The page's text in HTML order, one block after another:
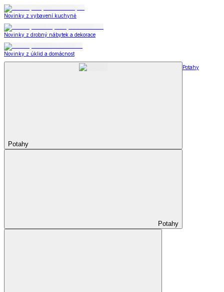
Novinky z vybavení kuchyně
Novinky z drobný nábytek a dekorace
Novinky z úklid a domácnost
Potahy
Potahy
Potahy